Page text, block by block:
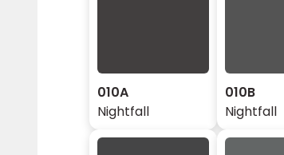
010A
Nightfall
010B
Nightfall